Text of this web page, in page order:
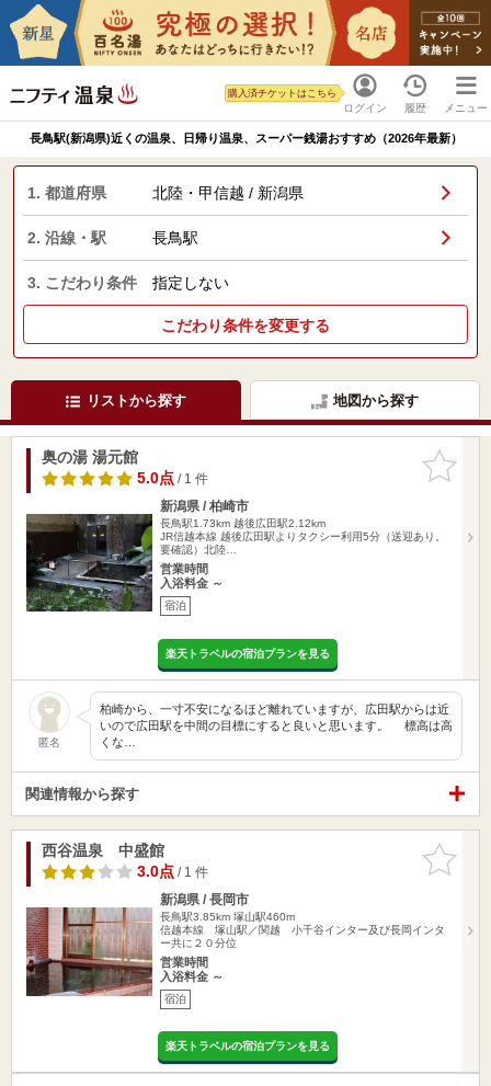
ログイン
購入済チケットはこちら
履歴 メニュー
長鳥駅(新潟県)近くの温泉、日帰り温泉、スーパー銭湯おすすめ（2026年最新）
1. 都道府県 北陸・甲信越 / 新潟県
2. 沿線・駅 長鳥駅
3. こだわり条件 指定しない
こだわり条件を変更する
リストから探す 地図から探す
お気に入
りに追加
奥の湯 湯元館
5.0点/ 1 件
新潟県 / 柏崎市
長鳥駅1.73km 越後広田駅2.12km
JR信越本線 越後広田駅よりタクシー利用5分（送迎あり。
要確認）北陸…
営業時間
入浴料金 ～
宿泊
楽天トラベルの宿泊プランを見る
匿名
柏崎から、一寸不安になるほど離れていますが、広田駅からは近
いので広田駅を中間の目標にすると良いと思います。 標高は高
くな…
関連情報から探す
お気に入
りに追加
西谷温泉 中盛館
3.0点/ 1 件
新潟県 / 長岡市
長鳥駅3.85km 塚山駅460m
信越本線 塚山駅／関越 小千谷インター及び長岡インタ
ー共に２０分位
営業時間
入浴料金 ～
宿泊
楽天トラベルの宿泊プランを見る